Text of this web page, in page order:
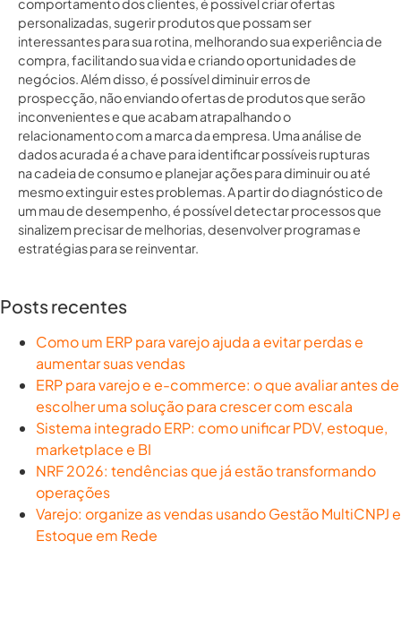
comportamento dos clientes, é possível criar ofertas
personalizadas, sugerir produtos que possam ser
interessantes para sua rotina, melhorando sua experiência de
compra, facilitando sua vida e criando oportunidades de
negócios. Além disso, é possível diminuir erros de
prospecção, não enviando ofertas de produtos que serão
inconvenientes e que acabam atrapalhando o
relacionamento com a marca da empresa. Uma análise de
dados acurada é a chave para identificar possíveis rupturas
na cadeia de consumo e planejar ações para diminuir ou até
mesmo extinguir estes problemas. A partir do diagnóstico de
um mau de desempenho, é possível detectar processos que
sinalizem precisar de melhorias, desenvolver programas e
estratégias para se reinventar.
Posts recentes
Como um ERP para varejo ajuda a evitar perdas e
aumentar suas vendas
ERP para varejo e e-commerce: o que avaliar antes de
escolher uma solução para crescer com escala
Sistema integrado ERP: como unificar PDV, estoque,
marketplace e BI
NRF 2026: tendências que já estão transformando
operações
Varejo: organize as vendas usando Gestão MultiCNPJ e
Estoque em Rede